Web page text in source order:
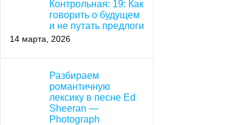
Контрольная: 19: Как
говорить о будущем
и не путать предлоги
14 марта, 2026
Разбираем
романтичную
лексику в песне Ed
Sheeran —
Photograph